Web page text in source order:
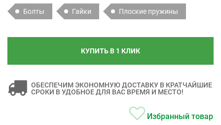
Болты Гайки Плоские пружины
КУПИТЬ В 1 КЛИК
ОБЕСПЕЧИМ ЭКОНОМНУЮ ДОСТАВКУ В КРАТЧАЙШИЕ
СРОКИ В УДОБНОЕ ДЛЯ ВАС ВРЕМЯ И МЕСТО!
Избранный товар